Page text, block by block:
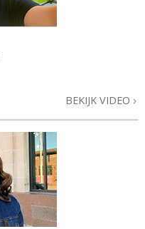
BEKIJK VIDEO